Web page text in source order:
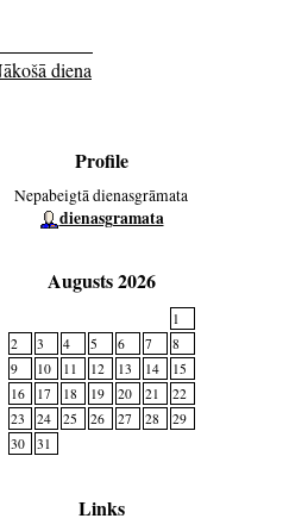
diena
Profile
Nepabeigtā dienasgrāmata
dienasgramata
Augusts 2026
1
2
3 4 5 6 7
8
9
10 11 12 13 14
15
16
17 18 19 20 21
22
23
24 25 26 27 28
29
30
31
Links